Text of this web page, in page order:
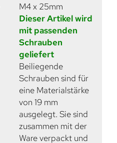
M4 x 25mm
Dieser Artikel wird
mit passenden
Schrauben
geliefert
Beiliegende
Schrauben sind für
eine Materialstärke
von 19 mm
ausgelegt. Sie sind
zusammen mit der
Ware verpackt und